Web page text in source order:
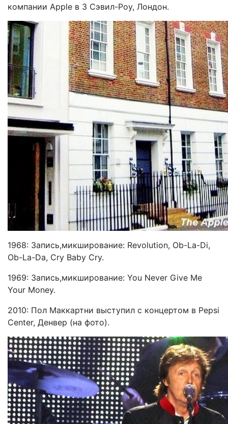
компании Apple в 3 Сэвил-Роу, Лондон.
1968: Запись,микширование: Revolution, Ob-La-Di,
Ob-La-Da, Cry Baby Cry.
1969: Запись,микширование: You Never Give Me
Your Money.
2010: Пол Маккартни выступил с концертом в Pepsi
Center, Денвер (на фото).